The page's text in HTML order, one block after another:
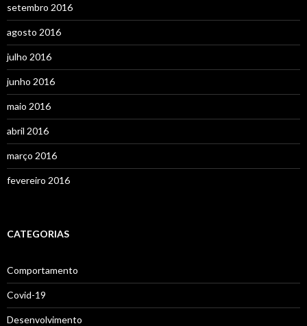
setembro 2016
agosto 2016
julho 2016
junho 2016
maio 2016
abril 2016
março 2016
fevereiro 2016
CATEGORIAS
Comportamento
Covid-19
Desenvolvimento